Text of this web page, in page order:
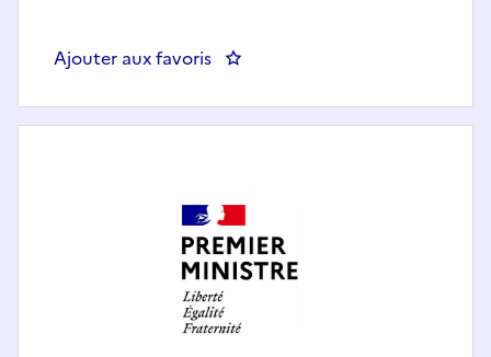
Ajouter aux favoris : Chef(fe) du pôle data (science